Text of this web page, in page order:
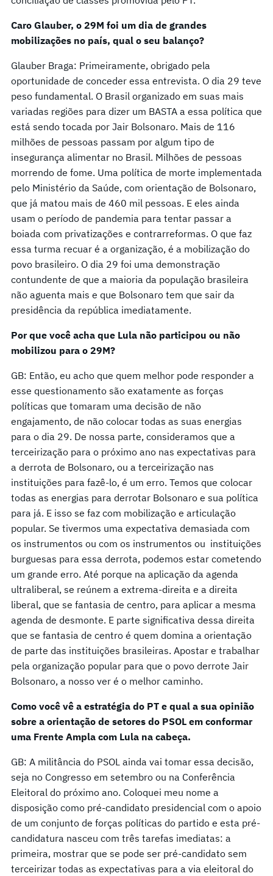
Caro Glauber, o 29M foi um dia de grandes
mobilizações no país, qual o seu balanço?
Glauber Braga: Primeiramente, obrigado pela
oportunidade de conceder essa entrevista. O dia 29 teve
peso fundamental. O Brasil organizado em suas mais
variadas regiões para dizer um BASTA a essa política que
está sendo tocada por Jair Bolsonaro. Mais de 116
milhões de pessoas passam por algum tipo de
insegurança alimentar no Brasil. Milhões de pessoas
morrendo de fome. Uma política de morte implementada
pelo Ministério da Saúde, com orientação de Bolsonaro,
que já matou mais de 460 mil pessoas. E eles ainda
usam o período de pandemia para tentar passar a
boiada com privatizações e contrarreformas. O que faz
essa turma recuar é a organização, é a mobilização do
povo brasileiro. O dia 29 foi uma demonstração
contundente de que a maioria da população brasileira
não aguenta mais e que Bolsonaro tem que sair da
presidência da república imediatamente.
Por que você acha que Lula não participou ou não
mobilizou para o 29M?
GB: Então, eu acho que quem melhor pode responder a
esse questionamento são exatamente as forças
políticas que tomaram uma decisão de não
engajamento, de não colocar todas as suas energias
para o dia 29. De nossa parte, consideramos que a
terceirização para o próximo ano nas expectativas para
a derrota de Bolsonaro, ou a terceirização nas
instituições para fazê-lo, é um erro. Temos que colocar
todas as energias para derrotar Bolsonaro e sua política
para já. E isso se faz com mobilização e articulação
popular. Se tivermos uma expectativa demasiada com
os instrumentos ou com os instrumentos ou instituições
burguesas para essa derrota, podemos estar cometendo
um grande erro. Até porque na aplicação da agenda
ultraliberal, se reúnem a extrema-direita e a direita
liberal, que se fantasia de centro, para aplicar a mesma
agenda de desmonte. E parte significativa dessa direita
que se fantasia de centro é quem domina a orientação
de parte das instituições brasileiras. Apostar e trabalhar
pela organização popular para que o povo derrote Jair
Bolsonaro, a nosso ver é o melhor caminho.
Como você vê a estratégia do PT e qual a sua opinião
sobre a orientação de setores do PSOL em conformar
uma Frente Ampla com Lula na cabeça.
GB: A militância do PSOL ainda vai tomar essa decisão,
seja no Congresso em setembro ou na Conferência
Eleitoral do próximo ano. Coloquei meu nome a
disposição como pré-candidato presidencial com o apoio
de um conjunto de forças políticas do partido e esta pré-
candidatura nasceu com três tarefas imediatas: a
primeira, mostrar que se pode ser pré-candidato sem
terceirizar todas as expectativas para a via eleitoral do